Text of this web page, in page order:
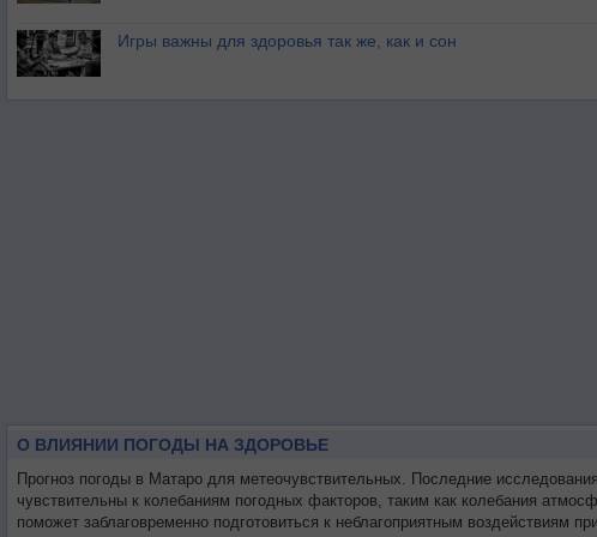
Игры важны для здоровья так же, как и сон
О ВЛИЯНИИ ПОГОДЫ НА ЗДОРОВЬЕ
Прогноз погоды в Матаро для метеочувствительных. Последние
чувствительны к колебаниям погодных факторов, таким как колебания
поможет заблаговременно подготовиться к неблагоприятным